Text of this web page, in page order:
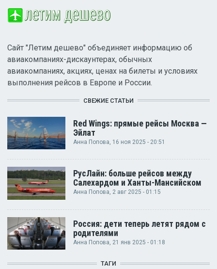
Сайт "Летим дешево" объединяет информацию об
авиакомпаниях-дискаунтерах, обычных
авиакомпаниях, акциях, ценах на билеты и условиях
выполнения рейсов в Европе и России.
СВЕЖИЕ СТАТЬИ
Red Wings: прямые рейсы Москва —
Эйлат
Анна Попова , 16 ноя 2025 - 20:51
РусЛайн: больше рейсов между
Салехардом и Ханты-Мансийском
Анна Попова, 2 авг 2025 - 01:15
Россия: дети теперь летят рядом с
родителями
Анна Попова , 21 янв 2025 - 01:18
ТАГИ